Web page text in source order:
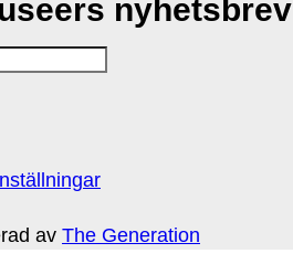
nyhetsbrev
av The Generation